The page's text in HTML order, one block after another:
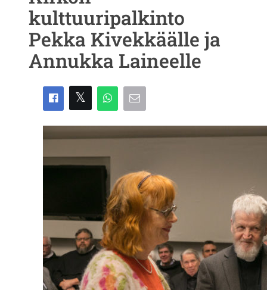
kulttuuripalkinto
Pekka Kivekkäälle ja
Annukka Laineelle